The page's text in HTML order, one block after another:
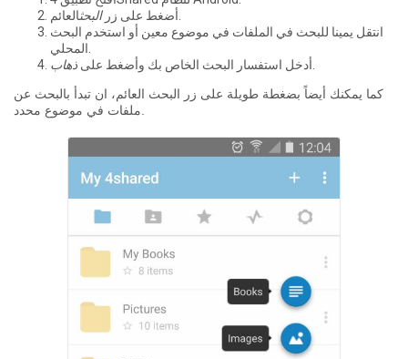
أضغط على زرالبحث
انتقل يمينا للبحث في الملفات في موضوع معين أو استخدم البحث
أدخل استفسار البحث الخاص بك وأضغط على ذهاب
كما يمكنك أيضاً بضغطة طويلة على زر البحث العائم، ان تبدأ بالبحث عن